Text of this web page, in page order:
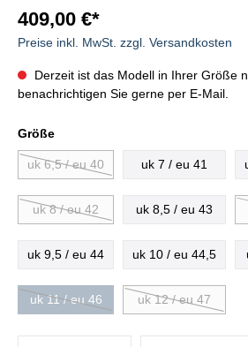
409,00 €*
Preise inkl. MwSt. zzgl. Versandkosten
Derzeit ist das Modell in Ihrer Größe
benachrichtigen Sie gerne per E-Mail.
Größe
uk 6,5 / eu 40 uk 7 / eu 41
uk 8 / eu 42 uk 8,5 / eu 43
uk 9,5 / eu 44 uk 10 / eu 44,5
uk 11 / eu 46 uk 12 / eu 47